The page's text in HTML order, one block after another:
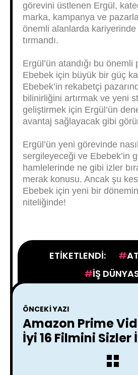
görevini üstlenen Ergül,
marka, kampanya ve
önemli alanlarda
tırmandı.
Ergül’ün atandığı bu önemli
Ebebek için büyük bir güç
Ebebek’in rekabetçi
bilinirliğini artırmak ve yeni
geliştirmek için Ergül’ün
avantaj sağlayacak gibi
Ergül’ün yeni görevinde
sergileyeceği ve Ebebek’in
hamlelerinde ne gibi izler
merak konusu. Ancak şu
Ebebek için yeni bir dönemin
niteliğinde!
ETIKETLENDI:
IŞ
ÖNCEKI YAZI
Amazon Prime
İyi 16 Filmini Sizler